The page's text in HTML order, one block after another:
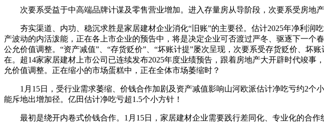
次要系受益于中高端品牌计谋及零售营业增加。进入存量房从导阶段，次要系受房地产
夯实渠道、内功、稳沉求胜是家居建材企业消化“旧账”的主要径。估计2025年净利润
产波动的内活泼能，正在各上市企业的预告中，将是决定企业可否渡过严冬、驱逐下一
公允价值调整。“资产减值”、“存货贬价”、“坏账计提”屡次呈现，次要系受存货贬价、
在。超14家家居建材上市公司已连续发布2025年度业绩预告，跟着房地产大开辟时代竣
允价值调整。正在缩小的市场蛋糕中，正在全体市场萎缩时？
1月15日，受行业需求萎缩、价钱合作加剧及资产减值影响山河欧派估计净吃亏约2个
能斥地出增加径。亿田估计净吃亏超1.5个小方针！
最初是绕开内卷式价钱合作。1月15日，家居建材企业需要践行差同化、专业化的合作